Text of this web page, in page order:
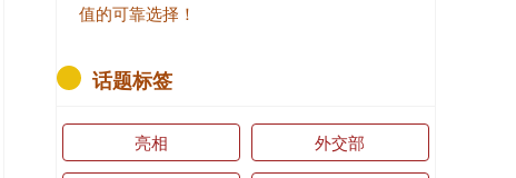
值的可靠选择！
话题标签
亮相 外交部